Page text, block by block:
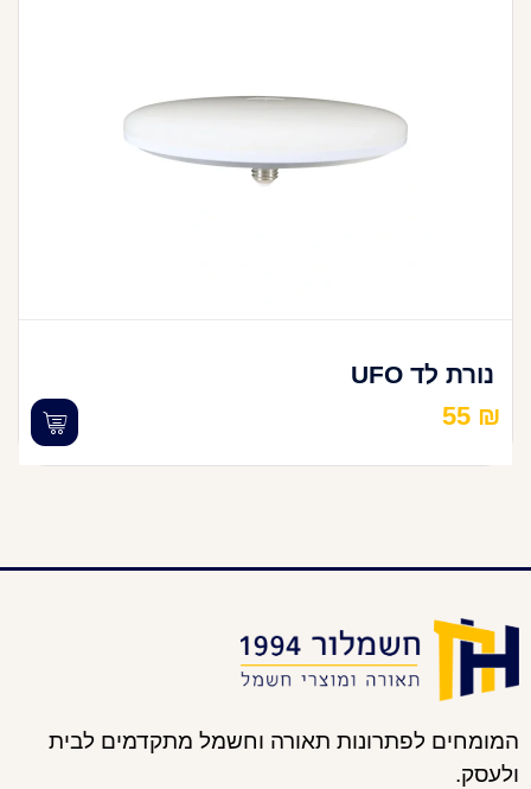
נורת לד UFO
55 ₪
המומחים לפתרונות תאורה וחשמל מתקדמים לבית
ולעסק.